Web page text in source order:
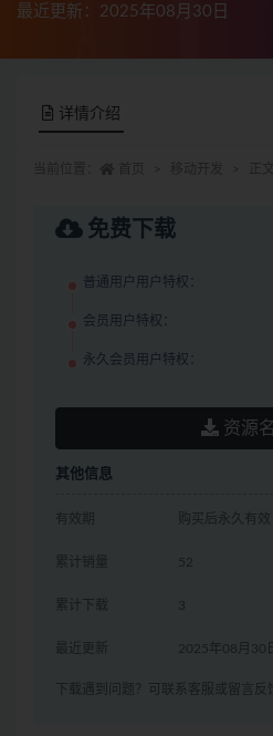
最近更新：2025年08月30日
详情介绍
免费下载
普通用户用户特权：
会员用户特权：
永久会员用户特权：
资源
其他信息
有效期 购买后永久有效
累计销量 52
累计下载 3
最近更新 2025年08月30日
下载遇到问题？可联系客服或留言反馈